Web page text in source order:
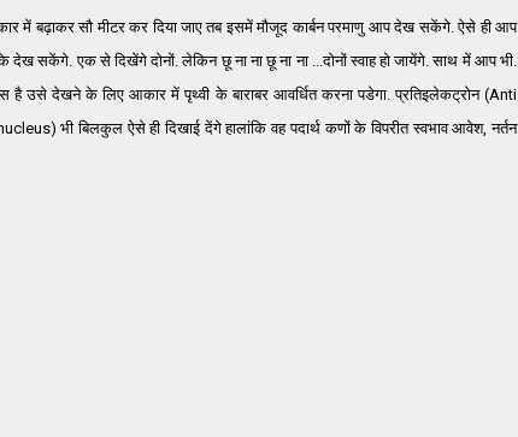
में बढ़ाकर सौ मीटर कर दिया जाए तब इसमें मौजूद कार्बन परमाणु आप देख सकेंगे. ऐसे ही आप
देख सकेंगे. एक से दिखेंगे दोनों. लेकिन छू ना ना छू ना ना ...दोनों स्वाह हो जायेंगे. साथ में आप भी.
है उसे देखने के लिए आकार में पृथ्वी के बाराबर आवर्धित करना पडेगा. प्रतिइलेकट्रोन (Anti
भी बिलकुल ऐसे ही दिखाई देंगे हालांकि वह पदार्थ कणों के विपरीत स्वभाव आवेश, नर्तन